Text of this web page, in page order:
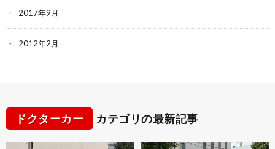
2017年9月
2012年2月
ドクターカー カテゴリの最新記事